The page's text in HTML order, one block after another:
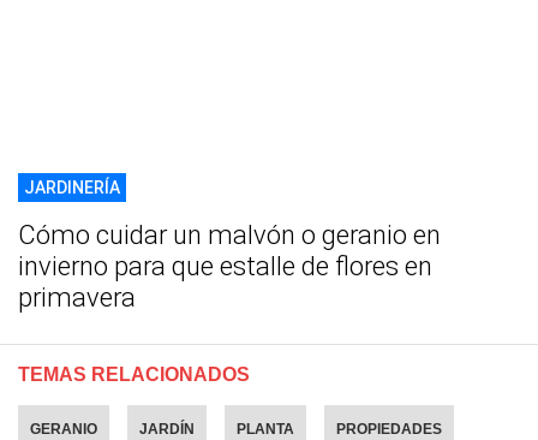
JARDINERÍA
Cómo cuidar un malvón o geranio en
invierno para que estalle de flores en
primavera
TEMAS RELACIONADOS
GERANIO JARDÍN PLANTA PROPIEDADES